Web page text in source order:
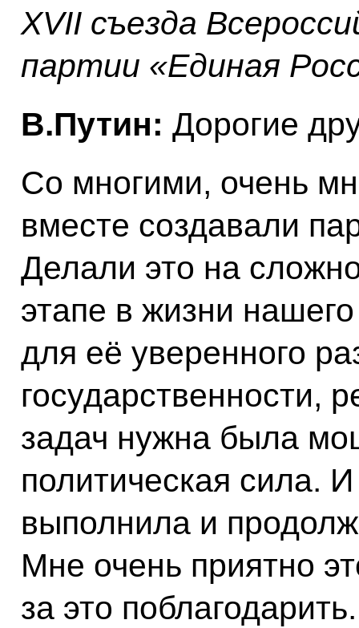
XVII съезда
партии «Единая
В.Путин: Дорогие
Со многими, очень
вместе создавали
Делали это на
этапе в жизни нашего
для её уверенного
государственности,
задач нужна была
политическая сила.
выполнила и
Мне очень приятно
за это